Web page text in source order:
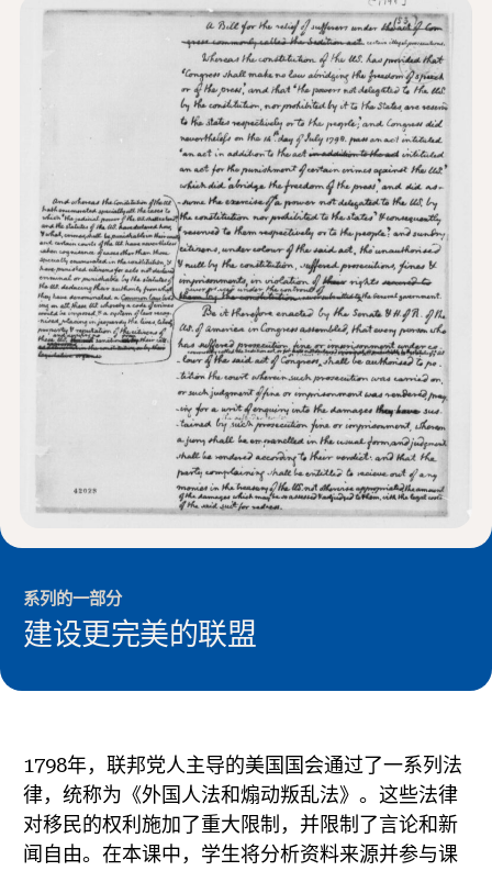
系列的一部分
建设更完美的联盟
1798年，联邦党人主导的美国国会通过了一系列法
律，统称为《外国人法和煽动叛乱法》。这些法律
对移民的权利施加了重大限制，并限制了言论和新
闻自由。在本课中，学生将分析资料来源并参与课